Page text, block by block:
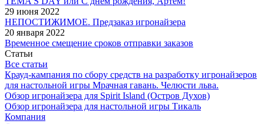
29 июня 2022
НЕПОСТИЖИМОЕ. Предзаказ игронайзера
20 января 2022
Временное смещение сроков отправки заказов
Статьи
Все статьи
Крауд-кампания по сбору средств на разработку игронайзеров
для настольной игры Мрачная гавань. Челюсти льва.
Обзор игронайзера для Spirit Island (Остров Духов)
Обзор игронайзера для настольной игры Тикаль
Компания